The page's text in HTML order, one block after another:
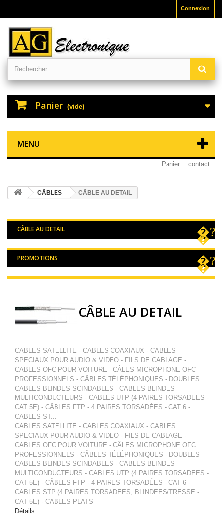
Connexion
Panier (vide)
MENU
Panier contact
CÂBLES CÂBLE AU DETAIL
CÂBLE AU DETAIL
PROMOTIONS
CÂBLE AU DETAIL
CABLES SATELLITE - CABLES COAXIAUX - CABLES
SPECIAUX POUR AUDIO & VIDEO - FILS DE CABLAGE -
CABLES OFC POUR VOITURE - CÂLES MICROPHONE OFC
PROFESSIONNELS - CÂBLES TÉLÉPHONIQUES - DOUBLES
CABLES BLINDES SCINDABLES - CABLES BLINDES
MULTICONDUCTEURS - CABLES UTP (4 PAIRES TORSADEES -
CAT 5E) - CÂBLES FTP - 4 PAIRES TORSADÉES - CAT 6 -
CABLES ST...
CABLES SATELLITE - CABLES COAXIAUX - CABLES
SPECIAUX POUR AUDIO & VIDEO - FILS DE CABLAGE -
CABLES OFC POUR VOITURE - CÂLES MICROPHONE OFC
PROFESSIONNELS - CÂBLES TÉLÉPHONIQUES - DOUBLES
CABLES BLINDES SCINDABLES - CABLES BLINDES
MULTICONDUCTEURS - CABLES UTP (4 PAIRES TORSADEES -
CAT 5E) - CÂBLES FTP - 4 PAIRES TORSADÉES - CAT 6 -
CABLES STP (4 PAIRES TORSADEES, BLINDEES/TRESSE -
CAT 5E) - CABLES PLATS
Détails